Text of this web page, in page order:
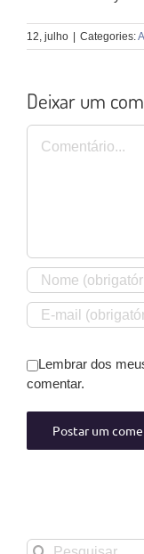
12, julho Categories:
Deixar um
Comentário
Lembrar dos
comentar.
Buscar